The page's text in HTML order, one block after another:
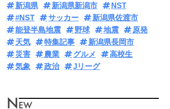
新潟県 新潟県新潟市
NST
#NST
サッカー
新潟県佐渡市
能登半島地震
野球 地震
原発
天気
特集記事
新潟県長岡市
災害
農業 グルメ
高校生
気象
政治 Jリーグ